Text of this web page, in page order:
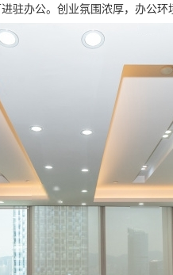
驻办公。创业氛围浓厚，办公环